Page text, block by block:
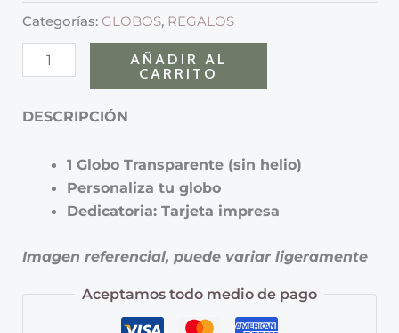
Categorías: GLOBOS, REGALOS
AÑADIR AL
CARRITO
DESCRIPCIÓN
1 Globo Transparente (sin helio)
Personaliza tu globo
Dedicatoria: Tarjeta impresa
Imagen referencial, puede variar ligeramente
Aceptamos todo medio de pago